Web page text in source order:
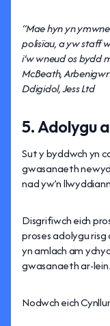
“Mae hyn yn
polisïau, a yw staff
i’w wneud os bydd
McBeath,
Ddigidol, Jess Ltd
5. Adolygu
Sut y byddwch yn
gwasanaeth
nad yw’n
Disgrifiwch eich
proses adolygu
yn amlach am
gwasanaeth ar-lein.
Nodwch eich